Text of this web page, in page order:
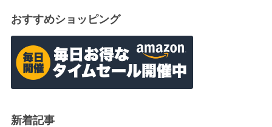
おすすめショッピング
新着記事